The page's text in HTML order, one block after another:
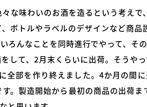
な味わいのお酒を造るという考えで
ボトルやラベルのデザインなど商
んなことを同時進行でやって、そ
して、2月末くらいに出荷。そうや
全部を作り終えました。4か月の間
。製造開始から最初の商品の出荷